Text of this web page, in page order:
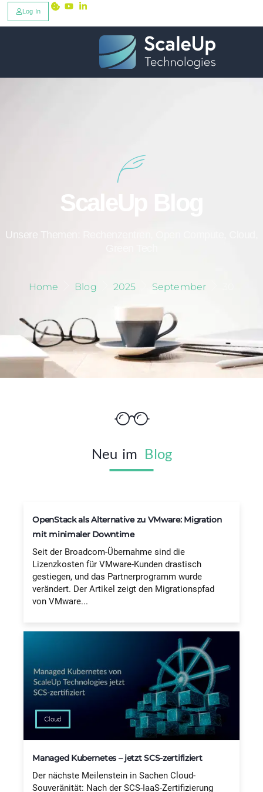
Log In
ScaleUp Blog
Unsere Themen: Rechenzentren, Open Compute, Cloud,
Home Blog 2025 September
Neu im Blog
OpenStack als Alternative zu VMware: Migration
mit minimaler Downtime
Seit der Broadcom-Übernahme sind die
Lizenzkosten für VMware-Kunden drastisch
gestiegen, und das Partnerprogramm wurde
verändert. Der Artikel zeigt den Migrationspfad
von VMware...
Cloud
Managed Kubernetes – jetzt SCS-zertifiziert
Der nächste Meilenstein in Sachen Cloud-
Souveränität: Nach der SCS-IaaS-Zertifizierung